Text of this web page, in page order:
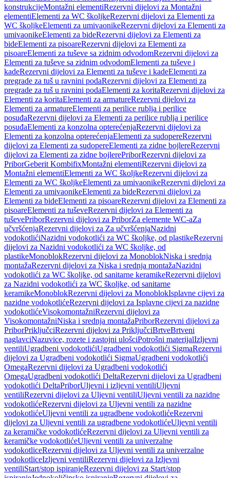
konstrukcijeMontažni elementiRezervni dijelovi za Montažni
elementiElementi za WC školjkeRezervni dijelovi za Elementi za
WC školjkeElementi za umivaonikeRezervni dijelovi za Elementi za
umivaonikeElementi za bideRezervni dijelovi za Elementi za
bideElementi za pisoareRezervni dijelovi za Elementi za
pisoareElementi za tuševe sa zidnim odvodomRezervni dijelovi za
Elementi za tuševe sa zidnim odvodomElementi za tuševe i
kadeRezervni dijelovi za Elementi za tuševe i kadeElementi za
pregrade za tuš u ravnini podaRezervni dijelovi za Elementi za
pregrade za tuš u ravnini podaElementi za koritaRezervni dijelovi za
Elementi za koritaElementi za armatureRezervni dijelovi za
Elementi za armatureElementi za perilice rublja i perilice
posuđaRezervni dijelovi za Elementi za perilice rublja i perilice
posuđaElementi za konzolna opterećenjaRezervni dijelovi za
Elementi za konzolna opterećenjaElementi za sudopereRezervni
dijelovi za Elementi za sudopereElementi za zidne bojlereRezervni
dijelovi za Elementi za zidne bojlerePriborRezervni dijelovi za
PriborGeberit KombifixMontažni elementiRezervni dijelovi za
Montažni elementiElementi za WC školjkeRezervni dijelovi za
Elementi za WC školjkeElementi za umivaonikeRezervni dijelovi za
Elementi za umivaonikeElementi za bideRezervni dijelovi za
Elementi za bideElementi za pisoareRezervni dijelovi za Elementi za
pisoareElementi za tuševeRezervni dijelovi za Elementi za
tuševePriborRezervni dijelovi za PriborZa elemente WC-aZa
učvršćenjaRezervni dijelovi za Za učvršćenjaNazidni
vodokotlićiNazidni vodokotlići za WC školjke, od plastikeRezervni
dijelovi za Nazidni vodokotlići za WC školjke, od
plastikeMonoblokRezervni dijelovi za MonoblokNiska i srednja
montažaRezervni dijelovi za Niska i srednja montažaNazidni
vodokotlići za WC školjke, od sanitarne keramikeRezervni dijelovi
za Nazidni vodokotlići za WC školjke, od sanitarne
keramikeMonoblokRezervni dijelovi za MonoblokIsplavne cijevi za
nazidne vodokotlićeRezervni dijelovi za Isplavne cijevi za nazidne
vodokotlićeVisokomontažniRezervni dijelovi za
VisokomontažniNiska i srednja montažaPriborRezervni dijelovi za
PriborPriključciRezervni dijelovi za PriključciBrtveBrtveni
naglavciNazuvice, rozete i zastojni ulošciPotrošni materijalIzljevni
ventiliUgradbeni vodokotlićiUgradbeni vodokotlići SigmaRezervni
dijelovi za Ugradbeni vodokotlići SigmaUgradbeni vodokotlići
OmegaRezervni dijelovi za Ugradbeni vodokotlići
OmegaUgradbeni vodokotlići DeltaRezervni dijelovi za Ugradbeni
vodokotlići DeltaPriborUljevni i izljevni ventiliUljevni
ventiliRezervni dijelovi za Uljevni ventiliUljevni ventili za nazidne
vodokotlićeRezervni dijelovi za Uljevni ventili za nazidne
vodokotlićeUljevni ventili za ugradbene vodokotlićeRezervni
dijelovi za Uljevni ventili za ugradbene vodokotlićeUljevni ventili
za keramičke vodokotlićeRezervni dijelovi za Uljevni ventili za
keramičke vodokotlićeUljevni ventili za univerzalne
vodokotliceRezervni dijelovi za Uljevni ventili za univerzalne
vodokotliceIzljevni ventiliRezervni dijelovi za Izljevni
ventiliStart/stop ispiranjeRezervni dijelovi za Start/stop